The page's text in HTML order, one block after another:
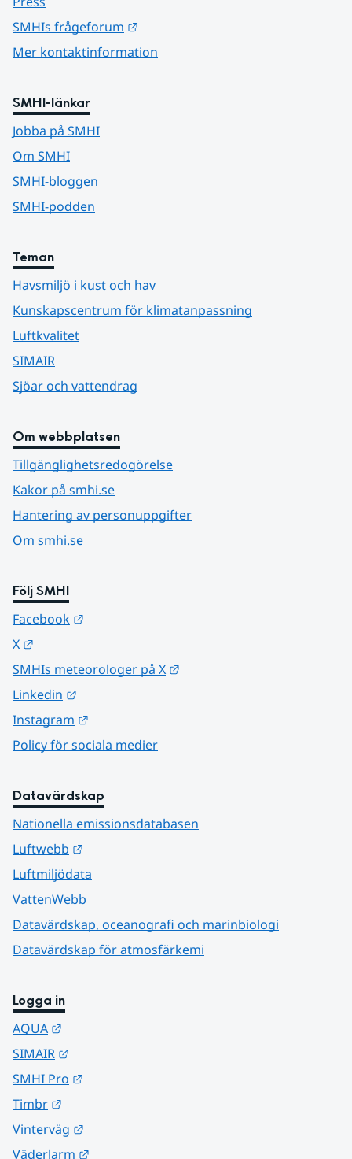
SMHIs frågeforum
Mer kontaktinformation
SMHI-länkar
Jobba på SMHI
Om SMHI
SMHI-bloggen
SMHI-podden
Teman
Havsmiljö i kust och hav
Kunskapscentrum för klimatanpassning
Luftkvalitet
SIMAIR
Sjöar och vattendrag
Om webbplatsen
Tillgänglighetsredogörelse
Kakor på smhi.se
Hantering av personuppgifter
Om smhi.se
Följ SMHI
Facebook
X
SMHIs meteorologer på X
Linkedin
Instagram
Policy för sociala medier
Datavärdskap
Nationella emissionsdatabasen
Luftwebb
Luftmiljödata
VattenWebb
Datavärdskap, oceanografi och marinbiologi
Datavärdskap för atmosfärkemi
Logga in
AQUA
SIMAIR
SMHI Pro
Timbr
Vinterväg
Väderlarm